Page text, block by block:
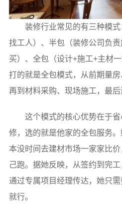
装修行业常见的有三种模
找工人）、半包（装修公司负
买）、全包（设计+施工+主材
打的就是全包模式，从前期量房
再到材料采购、现场施工，最后
这个模式的核心优势在于
修，选的就是他家的全包服务
本没时间去建材市场一家家比
己跑。据她反映，从签约到完
通过专属项目经理传达，她只
就行。